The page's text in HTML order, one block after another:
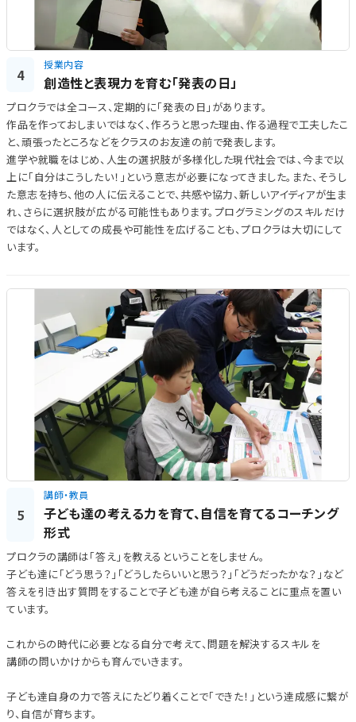
4
授業内容
創造性と表現力を育む「発表の日」
プロクラでは全コース、定期的に「発表の日」があります。
作品を作っておしまいではなく、作ろうと思った理由、作る過程で工夫したこ
と、頑張ったところなどをクラスのお友達の前で発表します。
進学や就職をはじめ、人生の選択肢が多様化した現代社会では、今まで以
上に「自分はこうしたい！」という意志が必要になってきました。また、そうし
た意志を持ち、他の人に伝えることで、共感や協力、新しいアイディアが生ま
れ、さらに選択肢が広がる可能性もあります。プログラミングのスキルだけ
ではなく、人としての成長や可能性を広げることも、プロクラは大切にして
います。
5
講師・教員
子ども達の考える力を育て、自信を育てるコーチング
形式
プロクラの講師は「答え」を教えるということをしません。
子ども達に「どう思う？」「どうしたらいいと思う？」「どうだったかな？」など
答えを引き出す質問をすることで子ども達が自ら考えることに重点を置い
ています。
これからの時代に必要となる自分で考えて、問題を解決するスキルを
講師の問いかけからも育んでいきます。
子ども達自身の力で答えにたどり着くことで「できた！」という達成感に繋が
り、自信が育ちます。